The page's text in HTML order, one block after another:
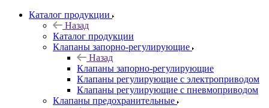
Каталог продукции
Назад
Каталог продукции
Клапаны запорно-регулирующие
Назад
Клапаны запорно-регулирующие
Клапаны регулирующие с электроприводом
Клапаны регулирующие с пневмоприводом
Клапаны предохранительные